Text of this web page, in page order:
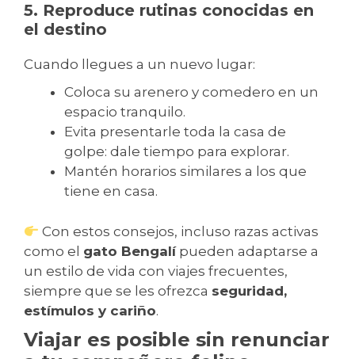
5. Reproduce rutinas conocidas en
el destino
Cuando llegues a un nuevo lugar:
Coloca su arenero y comedero en un
espacio tranquilo.
Evita presentarle toda la casa de
golpe: dale tiempo para explorar.
Mantén horarios similares a los que
tiene en casa.
Con estos consejos, incluso razas activas
como el gato Bengalípueden adaptarse a
un estilo de vida con viajes frecuentes,
siempre que se les ofrezca seguridad,
estímulos y cariño.
Viajar es posible sin renunciar